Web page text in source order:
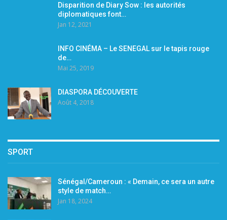
Disparition de Diary Sow : les autorités
diplomatiques font…
Jan 12, 2021
INFO CINÉMA – Le SENEGAL sur le tapis rouge
de…
Mai 25, 2019
DIASPORA DÉCOUVERTE
Août 4, 2018
SPORT
Sénégal/Cameroun : « Demain, ce sera un autre
style de match…
Jan 18, 2024